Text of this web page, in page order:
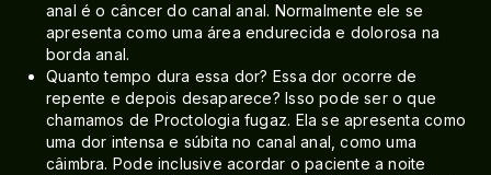
anal é o câncer do canal anal. Normalmente ele se
apresenta como uma área endurecida e dolorosa na
borda anal.
Quanto tempo dura essa dor? Essa dor ocorre de
repente e depois desaparece? Isso pode ser o que
chamamos de Proctologia fugaz. Ela se apresenta como
uma dor intensa e súbita no canal anal, como uma
câimbra. Pode inclusive acordar o paciente a noite